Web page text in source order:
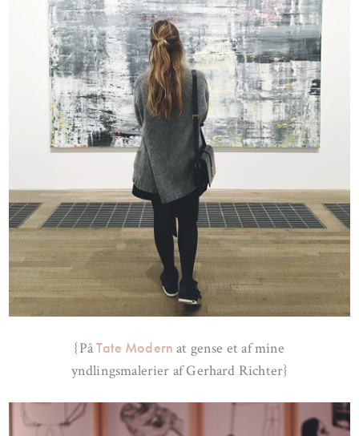
{PåTate Modern at gense et af mine
yndlingsmalerier af Gerhard Richter}